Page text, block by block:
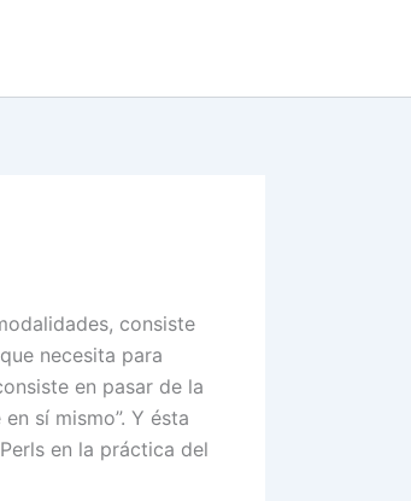
consiste
necesita para
en pasar de la
sí mismo”. Y ésta
en la práctica del